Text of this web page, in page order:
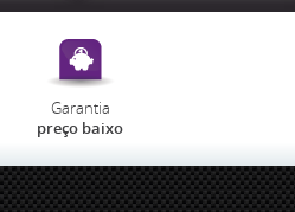
Garantia
preço baixo